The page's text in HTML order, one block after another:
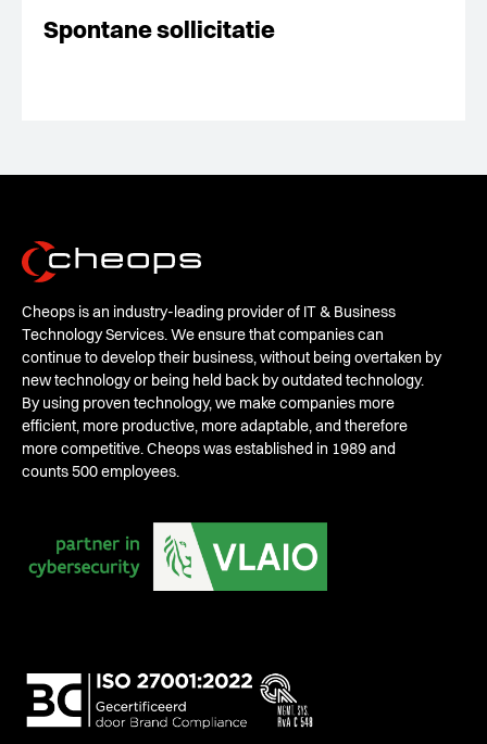
Spontane sollicitatie
Cheops is an industry-leading provider of IT & Business
Technology Services. We ensure that companies can
continue to develop their business, without being overtaken by
new technology or being held back by outdated technology.
By using proven technology, we make companies more
efficient, more productive, more adaptable, and therefore
more competitive. Cheops was established in 1989 and
counts 500 employees.